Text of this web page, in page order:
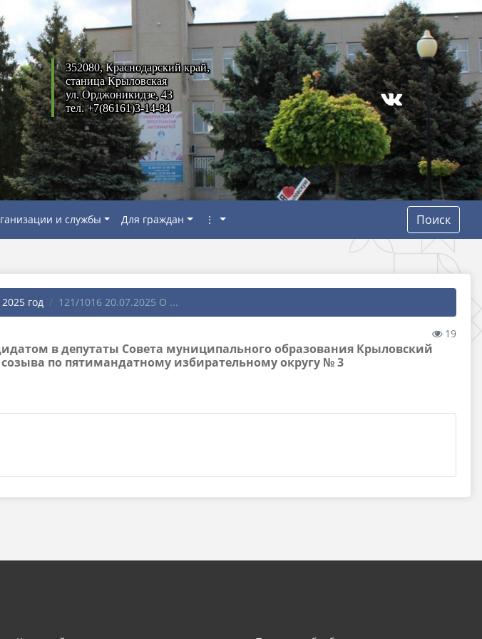
352080, Краснодарский край,
станица Крыловская
ул. Орджоникидзе, 43
тел. +7(86161)3-14-84
и службы Для граждан ⋮ Поиск
год 121/1016 20.07.2025 О ...
19
в депутаты Совета муниципального образования Крыловский
по пятимандатному избирательному округу № 3